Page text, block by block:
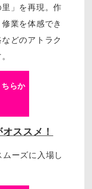
」を再現。作
業を体感でき
どのアトラク
らか
ススメ！
ーズに入場し